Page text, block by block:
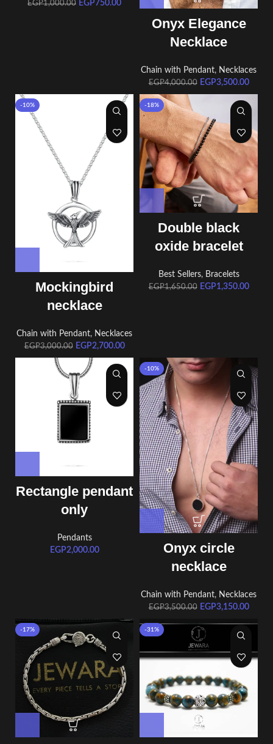
EGP1,000.00 EGP750.00
Onyx Elegance
Necklace
Chain with Pendant, Necklaces
EGP4,000.00 EGP3,500.00
-10%
Mockingbird
necklace
Chain with Pendant, Necklaces
EGP3,000.00 EGP2,700.00
-18%
Double black
oxide bracelet
Best Sellers, Bracelets
EGP1,650.00 EGP1,350.00
Rectangle pendant
only
Pendants
EGP2,000.00
-10%
Onyx circle
necklace
Chain with Pendant, Necklaces
EGP3,500.00 EGP3,150.00
-17% -31%